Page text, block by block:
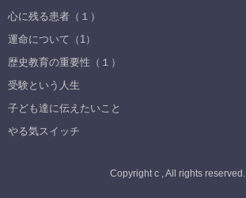
心に残る患者（１）
運命について（1）
歴史教育の重要性（１）
受験という人生
子ども達に伝えたいこと
やる気スイッチ
Copyright c , All rights reserved.